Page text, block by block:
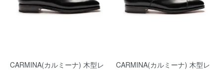
CARMINA(カルミーナ) 木型レ
CARMINA(カルミーナ) 木型レ